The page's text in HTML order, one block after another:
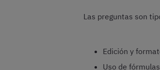
Las preguntas son
Edición y
Uso de